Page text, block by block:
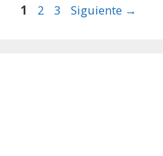
Página
1 Página
2 Página
3 Siguiente →